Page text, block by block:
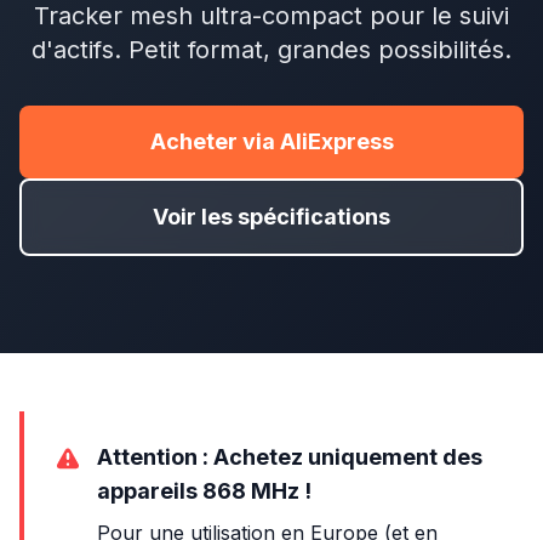
Tracker mesh ultra-compact pour le suivi
d'actifs. Petit format, grandes possibilités.
Acheter via AliExpress
Voir les spécifications
Attention : Achetez uniquement des
appareils 868 MHz !
Pour une utilisation en Europe (et en